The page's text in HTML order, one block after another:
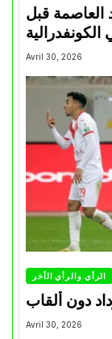
العاصمة قبل
Avril 30, 2026
الرأي والرأي الأخر
دون ألقاب
Avril 30, 2026